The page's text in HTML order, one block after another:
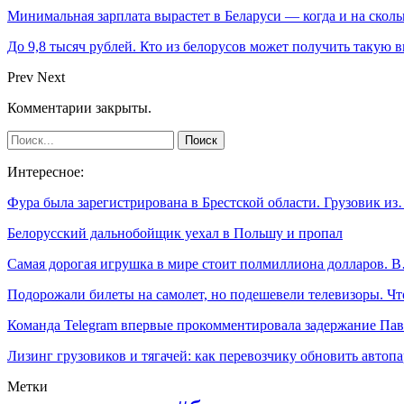
Минимальная зарплата вырастет в Беларуси — когда и на
До 9,8 тысяч рублей. Кто из белорусов может получить такую
Prev Next
Комментарии закрыты.
Интересное:
Фура была зарегистрирована в Брестской области. Грузовик
Белорусский дальнобойщик уехал в Польшу и пропал
Самая дорогая игрушка в мире стоит полмиллиона долларов.
Подорожали билеты на самолет, но подешевели телевизоры.
Команда Telegram впервые прокомментировала задержание
Лизинг грузовиков и тягачей: как перевозчику обновить
Метки